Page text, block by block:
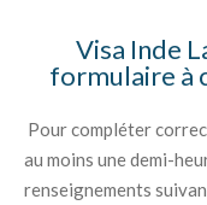
Visa Inde
formulaire à
Pour compléter
au moins une demi-
renseignements